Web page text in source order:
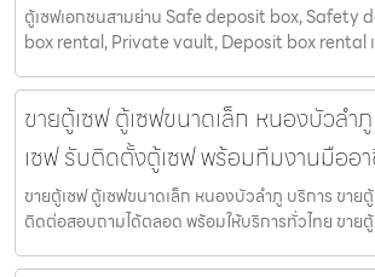
ตู้เซฟเอกชนสามย่าน Safe deposit box, Safety
box rental, Private vault, Deposit box rental
ขายตู้เซฟ ตู้เซฟขนาดเล็ก หนองบัวลำ
เซฟ รับติดตั้งตู้เซฟ พร้อมทีมงานมืออ
ขายตู้เซฟ ตู้เซฟขนาดเล็ก หนองบัวลำภู บริการ ขาย
ติดต่อสอบถามได้ตลอด พร้อมให้บริการทั่วไทย ขายตู้